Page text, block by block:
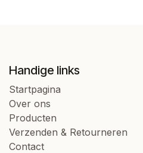
Handige links
Startpagina
Over ons
Producten
Verzenden & Retourneren
Contact